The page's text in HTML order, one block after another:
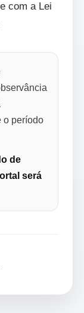
com a Lei
o período
de
será